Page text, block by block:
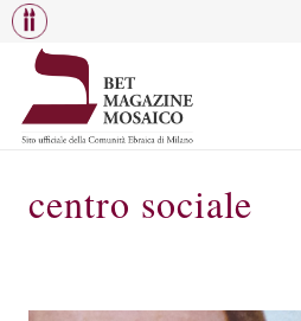
centro sociale